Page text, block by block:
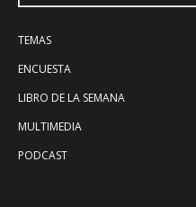
TEMAS
ENCUESTA
LIBRO DE LA SEMANA
MULTIMEDIA
PODCAST